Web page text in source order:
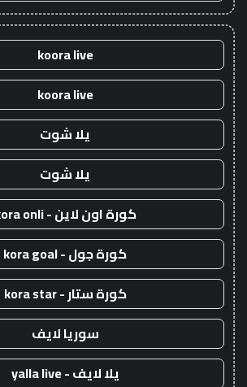
koora live
koora live
يلا شوت
يلا شوت
كورة اون لاين - kora onli
كورة جول - kora goal
كورة ستار - kora star
سوريا لايف
يلا لايف - yalla live